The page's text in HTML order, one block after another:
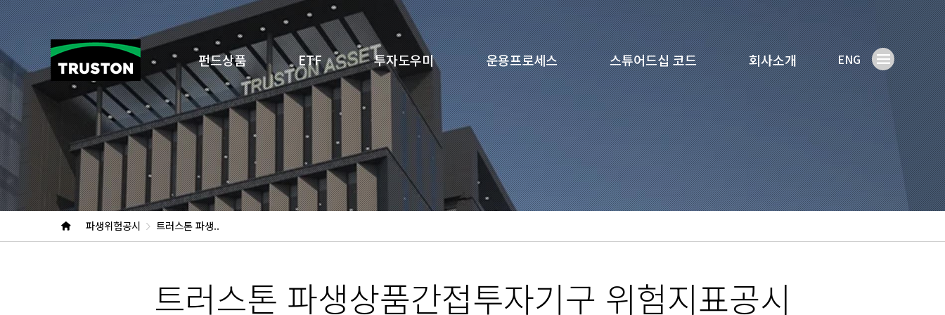
펀드상품 ETF 투자도우미 운용프로세스 스튜어드십 코드 회사소개 ENG
파생위험공시 트러스톤 파생..
트러스톤 파생상품간접투자기구 위험지표공시